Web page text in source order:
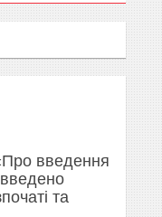
введення
введено
та